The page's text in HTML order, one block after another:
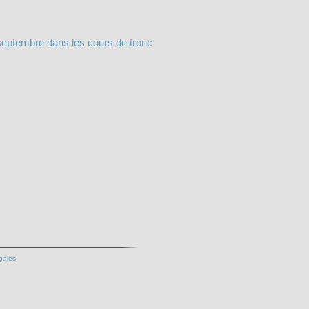
dans les cours de tronc